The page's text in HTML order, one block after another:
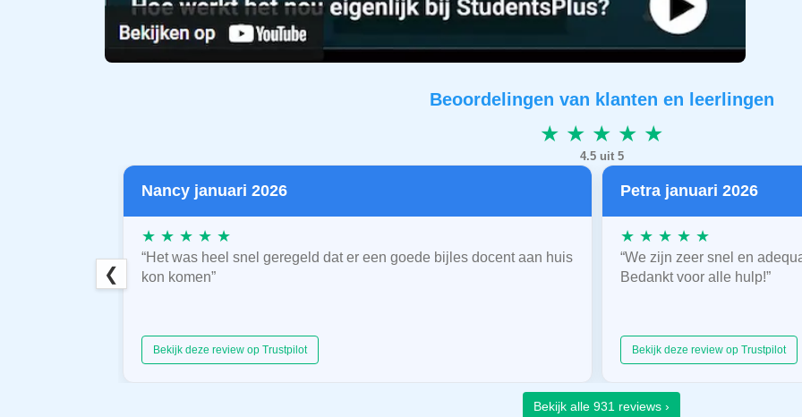
Beoordelingen van klanten en leerlingen
★ ★ ★ ★ ★
4.5 uit 5
Nancy januari 2026
★ ★ ★ ★ ★
“Het was heel snel geregeld dat er een goede bijles docent aan huis
kon komen”
Bekijk deze review op Trustpilot
Petra januari 2026
★ ★ ★ ★ ★
“We zijn zeer snel en
Bedankt voor alle hulp!”
Bekijk deze review op Trustpilot
❮
Bekijk alle 931 reviews ›